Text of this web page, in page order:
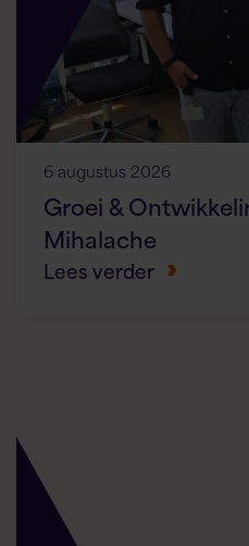
6 augustus 2026
Groei &
Mihalache
Lees verder